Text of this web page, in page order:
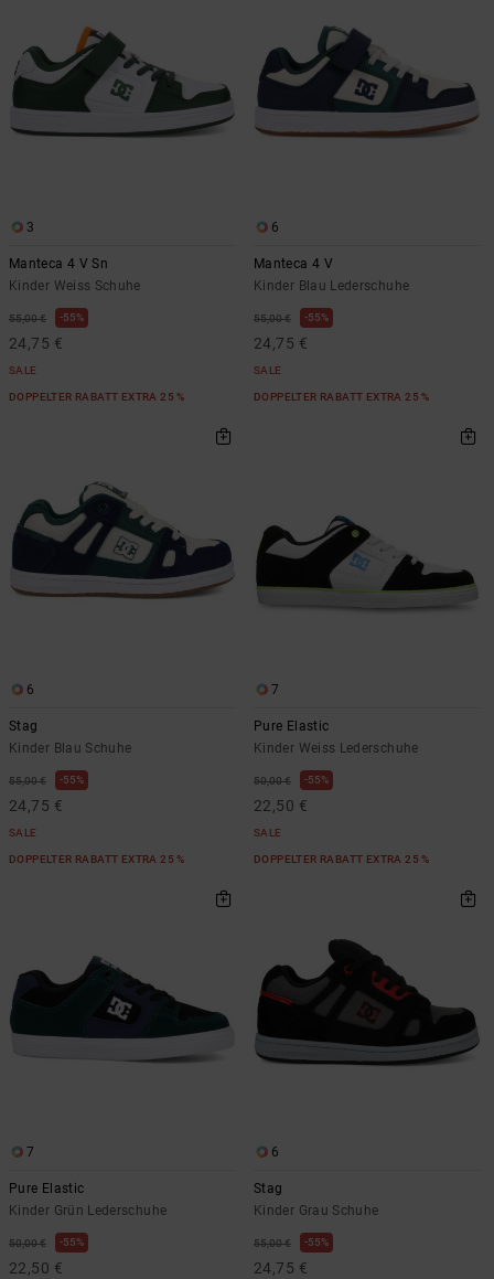
3
Manteca 4 V Sn
Kinder Weiss Schuhe
55,00 € 55%
24,75 €
SALE
DOPPELTER RABATT EXTRA 25 %
6
Manteca 4 V
Kinder Blau Lederschuhe
55,00 € 55%
24,75 €
SALE
DOPPELTER RABATT EXTRA 25 %
6
Stag
Kinder Blau Schuhe
55,00 € 55%
24,75 €
SALE
DOPPELTER RABATT EXTRA 25 %
7
Pure Elastic
Kinder Weiss Lederschuhe
50,00 € 55%
22,50 €
SALE
DOPPELTER RABATT EXTRA 25 %
7
Pure Elastic
Kinder Grün Lederschuhe
50,00 € 55%
22,50 €
6
Stag
Kinder Grau Schuhe
55,00 € 55%
24,75 €